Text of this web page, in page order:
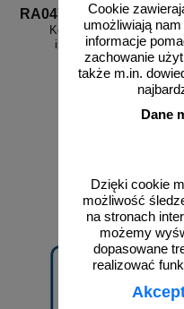
Cookie
umożliwiają
informacje
zachowanie
także m.in.
Dane
Dzięki cookie
możliwość
na stronach
możemy
dopasowane
realizować
RA047
Kosz na odpadki - znak
informacyjny - RA047
do koszyka